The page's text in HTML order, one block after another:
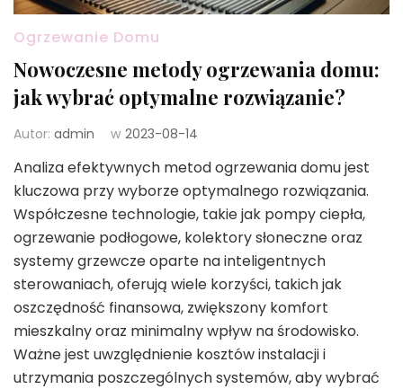
Ogrzewanie Domu
Nowoczesne metody ogrzewania domu:
jak wybrać optymalne rozwiązanie?
Autor: admin w 2023-08-14
Analiza efektywnych metod ogrzewania domu jest
kluczowa przy wyborze optymalnego rozwiązania.
Współczesne technologie, takie jak pompy ciepła,
ogrzewanie podłogowe, kolektory słoneczne oraz
systemy grzewcze oparte na inteligentnych
sterowaniach, oferują wiele korzyści, takich jak
oszczędność finansowa, zwiększony komfort
mieszkalny oraz minimalny wpływ na środowisko.
Ważne jest uwzględnienie kosztów instalacji i
utrzymania poszczególnych systemów, aby wybrać